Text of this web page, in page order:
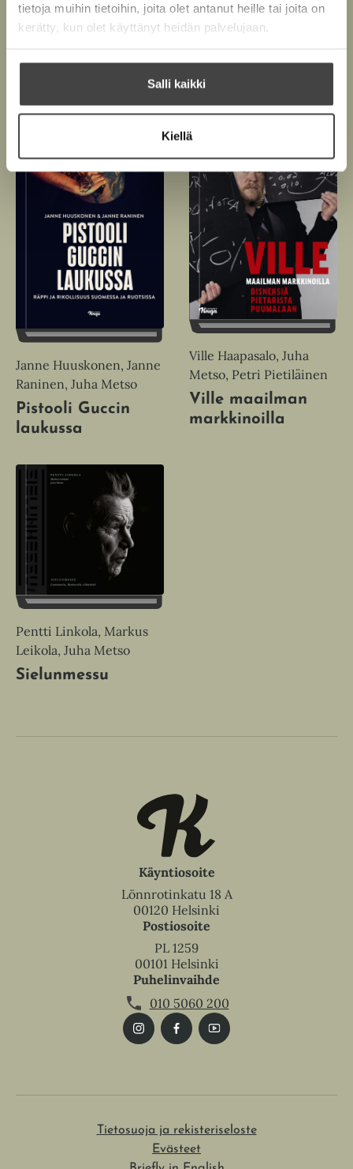
tietoja muihin tietoihin, joita olet antanut heille tai joita on
kerätty, kun olet käyttänyt heidän palvelujaan.
Salli kaikki
Kiellä
Teokset
Janne Huuskonen, Janne
Raninen, Juha Metso
Pistooli Guccin
laukussa
Ville Haapasalo, Juha
Metso, Petri Pietiläinen
Ville maailman
markkinoilla
Pentti Linkola, Markus
Leikola, Juha Metso
Sielunmessu
Käyntiosoite
Lönnrotinkatu 18 A
00120 Helsinki
Postiosoite
PL 1259
00101 Helsinki
Puhelinvaihde
010 5060 200
Tietosuoja ja rekisteriseloste
Evästeet